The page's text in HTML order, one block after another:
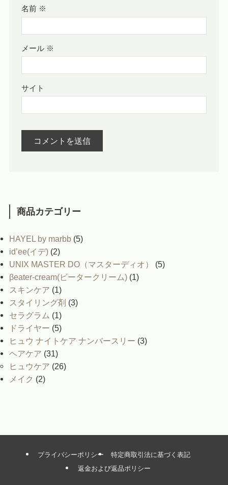
名前 ※
メール ※
サイト
商品カテゴリー
HAYEL by marbb (5)
id’ee(イデ) (2)
UNIX MASTER DO（マスターディオ）
(5)
βeater-cream(ビータークリーム) (1)
スキンケア (1)
スタイリング剤 (3)
セラグラム (1)
ドライヤー (5)
ヒュウ ナイトケア ナンバースリー (3)
ヘアケア (31)
ヒュウケア (26)
メイク (2)
プライバシーポリシー
特定商取引法に基づく表記
返金および返品ポリシー